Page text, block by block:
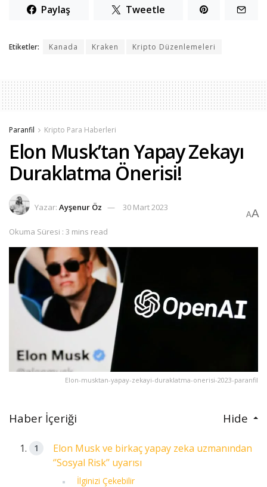
Paylaş Tweetle
Etiketler: Kanada Kraken Kripto Düzenlemeleri
Paranfil Kripto Para Haberleri
Elon Musk’tan Yapay Zekayı
Duraklatma Önerisi!
Yazar: Ayşenur Öz 30 Mart 2023
Okuma Süresi : 3 mins read
AA
Elon-musktan-yapay-zekayi-duraklatma-onerisi-2023-paranfil
Haber İçeriği Hide
Elon Musk ve birkaç yapay zeka uzmanından
‘’Sosyal Risk’’ uyarısı
İlginizi Çekebilir